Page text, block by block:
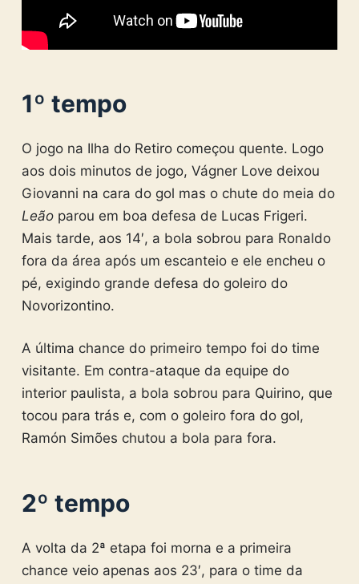
1º tempo
O jogo na Ilha do Retiro começou quente. Logo
aos dois minutos de jogo, Vágner Love deixou
Giovanni na cara do gol mas o chute do meia do
Leãoparou em boa defesa de Lucas Frigeri.
Mais tarde, aos 14′, a bola sobrou para Ronaldo
fora da área após um escanteio e ele encheu o
pé, exigindo grande defesa do goleiro do
Novorizontino.
A última chance do primeiro tempo foi do time
visitante. Em contra-ataque da equipe do
interior paulista, a bola sobrou para Quirino, que
tocou para trás e, com o goleiro fora do gol,
Ramón Simões chutou a bola para fora.
2º tempo
A volta da 2ª etapa foi morna e a primeira
chance veio apenas aos 23′, para o time da